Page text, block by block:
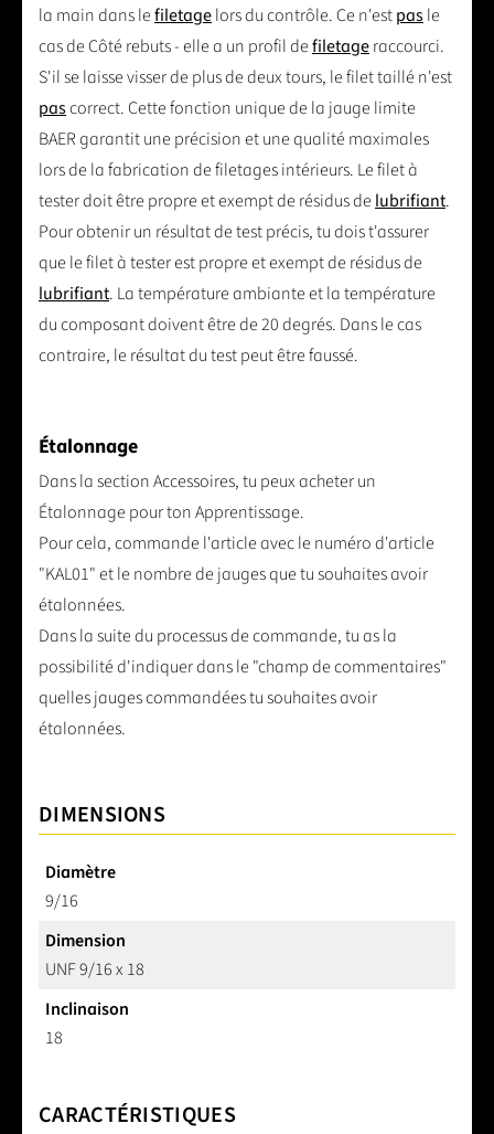
la main dans lefiletagelors du contrôle. Ce n'estpasle
cas de Côté rebuts - elle a un profil defiletageraccourci.
S'il se laisse visser de plus de deux tours, le filet taillé n'est
pascorrect. Cette fonction unique de la jauge limite
BAER garantit une précision et une qualité maximales
lors de la fabrication de filetages intérieurs. Le filet à
tester doit être propre et exempt de résidus delubrifiant.
Pour obtenir un résultat de test précis, tu dois t'assurer
que le filet à tester est propre et exempt de résidus de
lubrifiant. La température ambiante et la température
du composant doivent être de 20 degrés. Dans le cas
contraire, le résultat du test peut être faussé.
Étalonnage
Dans la section Accessoires, tu peux acheter un
Étalonnage pour ton Apprentissage.
Pour cela, commande l'article avec le numéro d'article
"KAL01" et le nombre de jauges que tu souhaites avoir
étalonnées.
Dans la suite du processus de commande, tu as la
possibilité d'indiquer dans le "champ de commentaires"
quelles jauges commandées tu souhaites avoir
étalonnées.
DIMENSIONS
Diamètre
9/16
Dimension
UNF 9/16 x 18
Inclinaison
18
CARACTÉRISTIQUES